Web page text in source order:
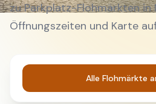
zu Parkplatz-Flohmärkten in
Öffnungszeiten und Karte
Alle Flohmärkte